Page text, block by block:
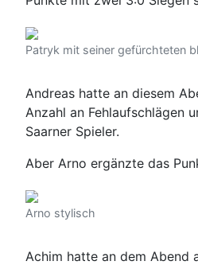
Patryk mit seiner gefürchteten
Andreas hatte an diesem
Anzahl an Fehlaufschlägen
Saarner Spieler.
Aber Arno ergänzte das
Arno stylisch
Achim hatte an dem Abend